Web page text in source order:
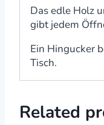
Das edle Holz
gibt jedem
Ein Hingucker
Tisch.
Related